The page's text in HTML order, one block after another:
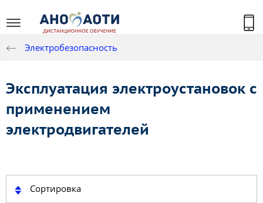
Электробезопасность
Эксплуатация электроустановок с
применением
электродвигателей
Сортировка